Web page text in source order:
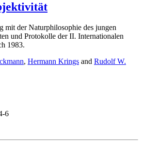
mit der Naturphilosophie des jungen
und Protokolle der II. Internationalen
1983.
, Hermann Krings and Rudolf W.
6